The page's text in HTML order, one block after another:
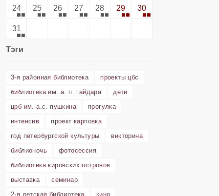
24 25 26 27 28 29 30
31
Тэги
3-я районная библиотека
проекты цбс
библиотека им. а. п. гайдара
дети
црб им. а.с. пушкина
прогулка
интенсив
проект карповка
год петербургской культуры
викторина
библионочь
фотосессия
библиотека кировских островов
выставка
семинар
2-я детская библиотека
кино